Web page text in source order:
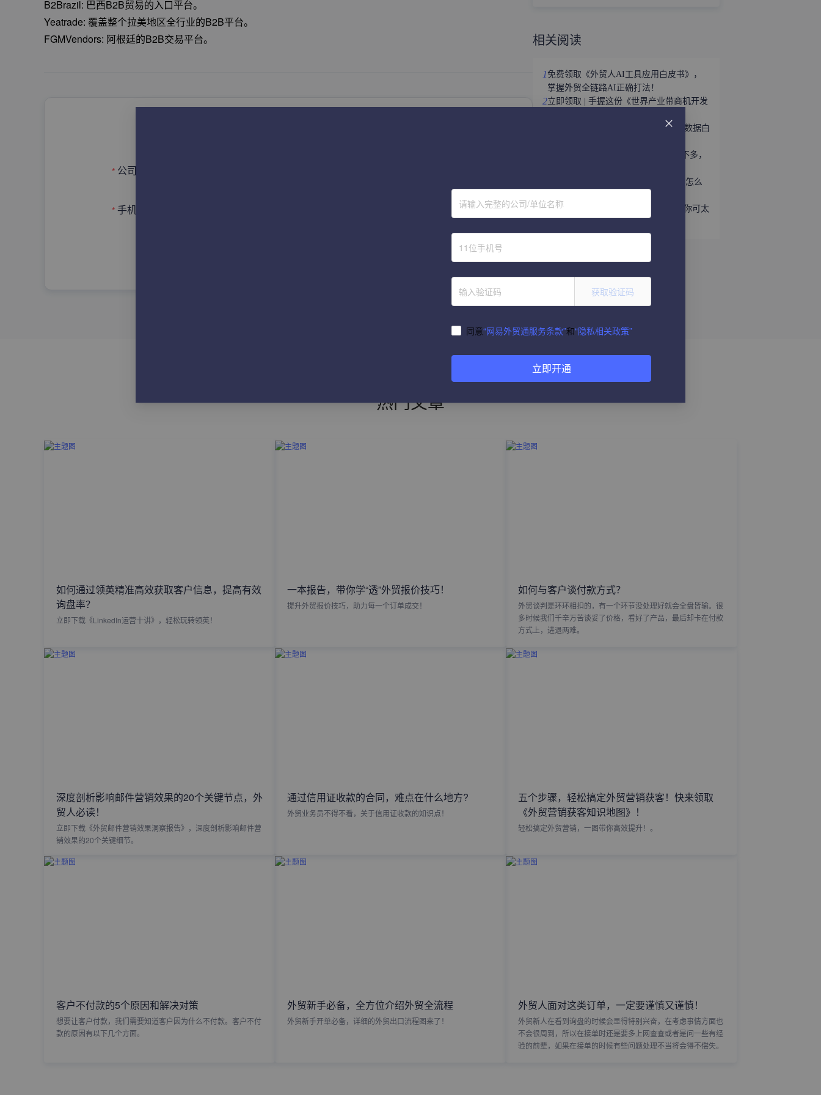
B2Brazil: 巴西B2B贸易的入口平台。
Yeatrade: 覆盖整个拉美地区全行业的B2B平台。
FGMVendors: 阿根廷的B2B交易平台。
公司名称
手机号码
相关阅读
1 免费领取《外贸人AI工具应用白皮书》，
掌握外贸全链路AI正确打法！
2立即领取 | 手握这份《世界产业带商机开发
外贸获客难？免费领取《2026年海关数据白
趁着用YouTube开发外贸客户的人还不多，
听说WhatsApp做外贸很猛？让我看看怎么
6做外贸还不会给国外客户打电话？那你可太
热门文章
如何通过领英精准高效获取客户信息，提高有效
询盘率？
立即下载《LinkedIn运营十讲》，轻松玩转领英！
一本报告，带你学“透”外贸报价技巧！
提升外贸报价技巧，助力每一个订单成交！
如何与客户谈付款方式？
外贸谈判是环环相扣的，有一个环节没处理好就会全盘皆输。很
多时候我们千辛万苦谈妥了价格，看好了产品，最后却卡在付款
方式上，进退两难。
深度剖析影响邮件营销效果的20个关键节点，外
贸人必读！
立即下载《外贸邮件营销效果洞察报告》，深度剖析影响邮件营
销效果的20个关键细节。
通过信用证收款的合同，难点在什么地方?
外贸业务员不得不看，关于信用证收款的知识点！
五个步骤，轻松搞定外贸营销获客！快来领取
《外贸营销获客知识地图》！
轻松搞定外贸营销，一图带你高效提升！。
客户不付款的5个原因和解决对策
想要让客户付款，我们需要知道客户因为什么不付款。客户不付
款的原因有以下几个方面。
外贸新手必备，全方位介绍外贸全流程
外贸新手开单必备，详细的外贸出口流程图来了！
外贸人面对这类订单，一定要谨慎又谨慎！
外贸新人在看到询盘的时候会显得特别兴奋，在考虑事情方面也
不会很周到，所以在接单时还是要多上网查查或者是问一些有经
验的前辈，如果在接单的时候有些问题处理不当将会得不偿失。
请输入完整的公司/单位名称
获取验证码
同意“网易外贸通服务条款”和“隐私相关政策”
立即开通